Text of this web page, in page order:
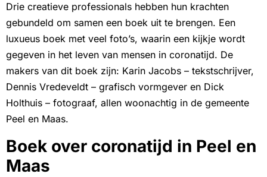
Drie creatieve professionals hebben hun krachten
gebundeld om samen een boek uit te brengen. Een
luxueus boek met veel foto’s, waarin een kijkje wordt
gegeven in het leven van mensen in coronatijd. De
makers van dit boek zijn: Karin Jacobs – tekstschrijver,
Dennis Vredeveldt – grafisch vormgever en Dick
Holthuis – fotograaf, allen woonachtig in de gemeente
Peel en Maas.
Boek over coronatijd in Peel en
Maas